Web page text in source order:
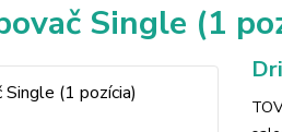
Single (1